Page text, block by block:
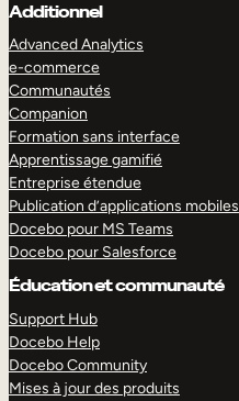
Additionnel
Advanced Analytics
e-commerce
Communautés
Companion
Formation sans interface
Apprentissage gamifié
Entreprise étendue
Publication d’applications mobiles
Docebo pour MS Teams
Docebo pour Salesforce
Éducation et communauté
Support Hub
Docebo Help
Docebo Community
Mises à jour des produits